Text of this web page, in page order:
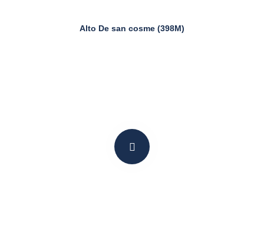
Alto De san cosme (398M)